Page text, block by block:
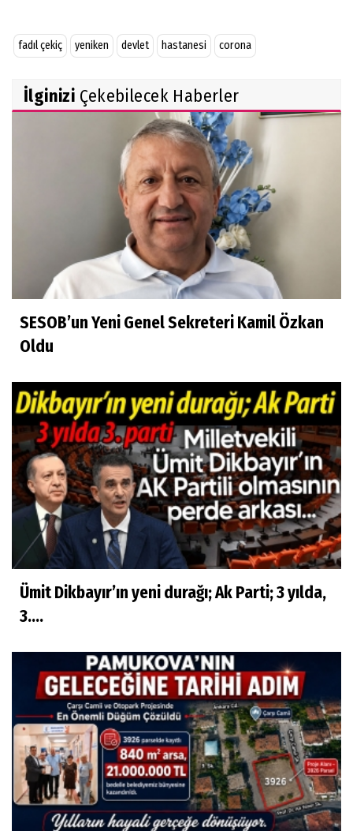
fadıl çekiç yeniken devlet hastanesi corona
İlginizi Çekebilecek Haberler
SESOB’un Yeni Genel Sekreteri Kamil Özkan
Oldu
Ümit Dikbayır’ın yeni durağı; Ak Parti; 3 yılda,
3....